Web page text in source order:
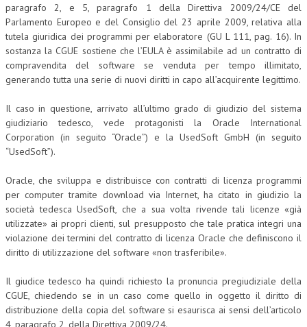
LA RIVISTA
COMITATO SCIENTIFICO
COMITATO EDITORIALE
PEER REVIEW
CODICE ETICO
COLLABORA CON NOI
ECONOMIA
CORPORATE SOCIAL RESPONSIBILITY
INTERNAZIONALIZZAZIONE
HUMAN RESOURCES
paragrafo 2, e 5, paragrafo 1 della Direttiva 2009/24/CE del
Parlamento Europeo e del Consiglio del 23 aprile 2009, relativa alla
tutela giuridica dei programmi per elaboratore (GU L 111, pag. 16). In
sostanza la CGUE sostiene che l’EULA è assimilabile ad un contratto di
compravendita del software se venduta per tempo illimitato,
generando tutta una serie di nuovi diritti in capo all’acquirente legittimo.
Il caso in questione, arrivato all’ultimo grado di giudizio del sistema
giudiziario tedesco, vede protagonisti la Oracle International
Corporation (in seguito “Oracle”) e la UsedSoft GmbH (in seguito
“UsedSoft”).
Oracle, che sviluppa e distribuisce con contratti di licenza programmi
per computer tramite download via Internet, ha citato in giudizio la
società tedesca UsedSoft, che a sua volta rivende tali licenze «già
utilizzate» ai propri clienti, sul presupposto che tale pratica integri una
violazione dei termini del contratto di licenza Oracle che definiscono il
diritto di utilizzazione del software «non trasferibile».
Il giudice tedesco ha quindi richiesto la pronuncia pregiudiziale della
CGUE, chiedendo se in un caso come quello in oggetto il diritto di
distribuzione della copia del software si esaurisca ai sensi dell’articolo
4, paragrafo 2, della Direttiva 2009/24.